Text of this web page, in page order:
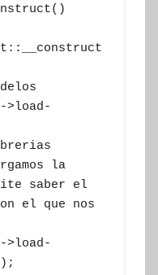
saber el
el que nos